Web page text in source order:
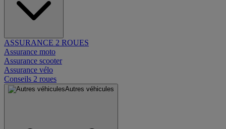
ASSURANCE 2 ROUES
Assurance moto
Assurance scooter
Assurance vélo
Conseils 2 roues
Autres véhicules